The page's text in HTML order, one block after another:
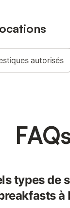
autorisés
types de
à